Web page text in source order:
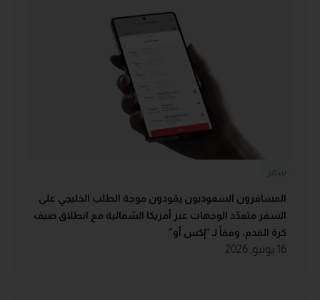
سفر
المسافرون السعوديون يقودون موجة الطلب الخليجي على
السفر متعدّد الوجهات عبر أمريكا الشمالية مع انطلاق صيف
كرة القدم، وفقاً لـ “إكس أو”
16 يونيو, 2026